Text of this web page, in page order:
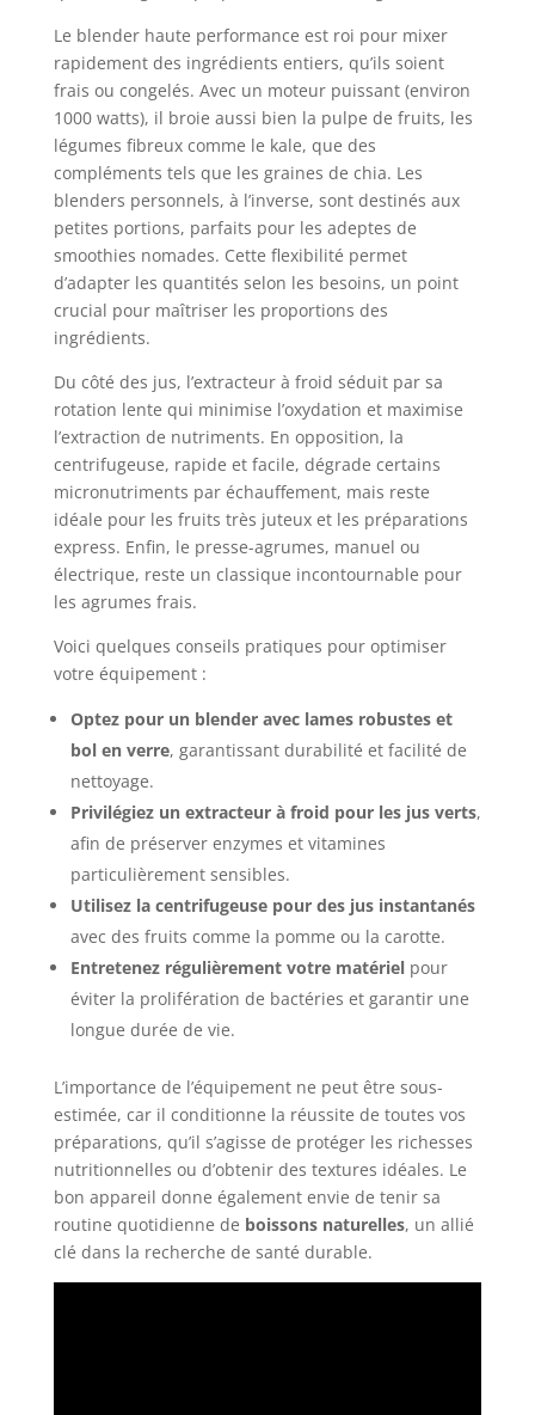
Le blender haute performance est roi pour mixer
rapidement des ingrédients entiers, qu’ils soient
frais ou congelés. Avec un moteur puissant (environ
1000 watts), il broie aussi bien la pulpe de fruits, les
légumes fibreux comme le kale, que des
compléments tels que les graines de chia. Les
blenders personnels, à l’inverse, sont destinés aux
petites portions, parfaits pour les adeptes de
smoothies nomades. Cette flexibilité permet
d’adapter les quantités selon les besoins, un point
crucial pour maîtriser les proportions des
ingrédients.
Du côté des jus, l’extracteur à froid séduit par sa
rotation lente qui minimise l’oxydation et maximise
l’extraction de nutriments. En opposition, la
centrifugeuse, rapide et facile, dégrade certains
micronutriments par échauffement, mais reste
idéale pour les fruits très juteux et les préparations
express. Enfin, le presse-agrumes, manuel ou
électrique, reste un classique incontournable pour
les agrumes frais.
Voici quelques conseils pratiques pour optimiser
votre équipement :
Optez pour un blender avec lames robustes et
bol en verre, garantissant durabilité et facilité de
nettoyage.
Privilégiez un extracteur à froid pour les jus verts,
afin de préserver enzymes et vitamines
particulièrement sensibles.
Utilisez la centrifugeuse pour des jus instantanés
avec des fruits comme la pomme ou la carotte.
Entretenez régulièrement votre matérielpour
éviter la prolifération de bactéries et garantir une
longue durée de vie.
L’importance de l’équipement ne peut être sous-
estimée, car il conditionne la réussite de toutes vos
préparations, qu’il s’agisse de protéger les richesses
nutritionnelles ou d’obtenir des textures idéales. Le
bon appareil donne également envie de tenir sa
routine quotidienne de boissons naturelles, un allié
clé dans la recherche de santé durable.